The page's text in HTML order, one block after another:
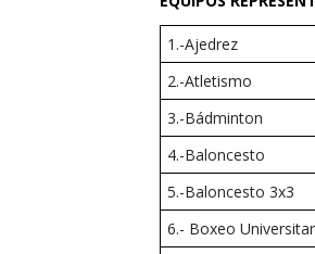
1.-Ajedrez
2.-Atletismo
3.-Bádminton
4.-Baloncesto
5.-Baloncesto 3x3
6.- Boxeo